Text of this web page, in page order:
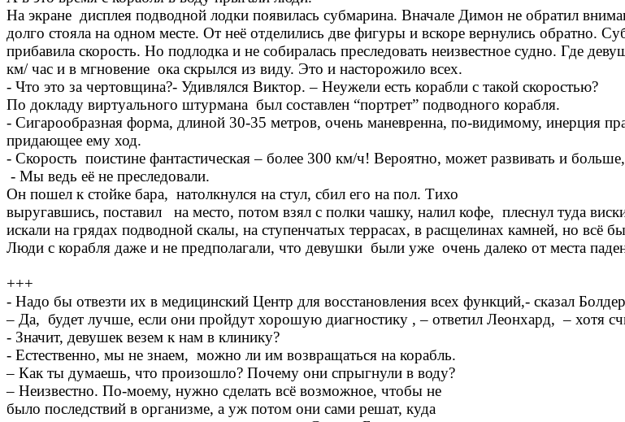
На экране дисплея подводной лодки появилась субмарина. Вначале Димон не обратил
долго стояла на одном месте. От неё отделились две фигуры и вскоре вернулись обратно.
прибавила скорость. Но подлодка и не собиралась преследовать неизвестное судно. Где
км/ час и в мгновение ока скрылся из виду. Это и насторожило всех.
- Что это за чертовщина?- Удивлялся Виктор. – Неужели есть корабли с такой скоростью?
По докладу виртуального штурмана был составлен “портрет” подводного корабля.
- Сигарообразная форма, длиной 30-35 метров, очень маневренна, по-видимому, инерция
придающее ему ход.
- Скорость поистине фантастическая – более 300 км/ч! Вероятно, может развивать и
- Мы ведь её не преследовали.
Он пошел к стойке бара, натолкнулся на стул, сбил его на пол. Тихо
выругавшись, поставил на место, потом взял с полки чашку, налил кофе, плеснул туда
искали на грядах подводной скалы, на ступенчатых террасах, в расщелинах камней, но всё
Люди с корабля даже и не предполагали, что девушки были уже очень далеко от места
+++
- Надо бы отвезти их в медицинский Центр для восстановления всех функций,- сказал
– Да, будет лучше, если они пройдут хорошую диагностику , – ответил Леонхард, – хотя
- Значит, девушек везем к нам в клинику?
- Естественно, мы не знаем, можно ли им возвращаться на корабль.
– Как ты думаешь, что произошло? Почему они спрыгнули в воду?
– Неизвестно. По-моему, нужно сделать всё возможное, чтобы не
было последствий в организме, а уж потом они сами решат, куда